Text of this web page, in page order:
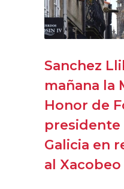
Sanchez
mañana la
Honor de
presidente
Galicia en
al Xacobeo